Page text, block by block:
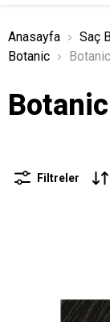
Anasayfa Saç
Botanic
Botanic
Botanic
Filtreler